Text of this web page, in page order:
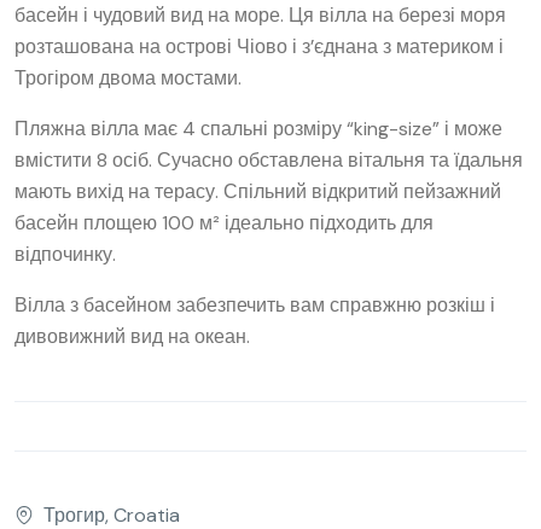
басейн і чудовий вид на море. Ця вілла на березі моря
розташована на острові Чіово і з’єднана з материком і
Трогіром двома мостами.
Пляжна вілла має 4 спальні розміру “king-size” і може
вмістити 8 осіб. Сучасно обставлена ​​вітальня та їдальня
мають вихід на терасу. Спільний відкритий пейзажний
басейн площею 100 м² ідеально підходить для
відпочинку.
Вілла з басейном забезпечить вам справжню розкіш і
дивовижний вид на океан.
Трогир, Croatia